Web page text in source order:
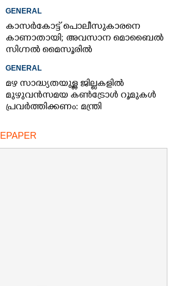
GENERAL
കാസർകോട്ട് പൊലീസുകാരനെ
കാണാതായി; അവസാന മൊബൈൽ
സിഗ്നൽ മൈസൂരിൽ
GENERAL
മഴ സാദ്ധ്യതയുള്ള ജില്ലകളിൽ
മുഴുവൻസമയ കൺട്രോൾ റൂമുകൾ
പ്രവർത്തിക്കണം: മന്ത്രി
EPAPER